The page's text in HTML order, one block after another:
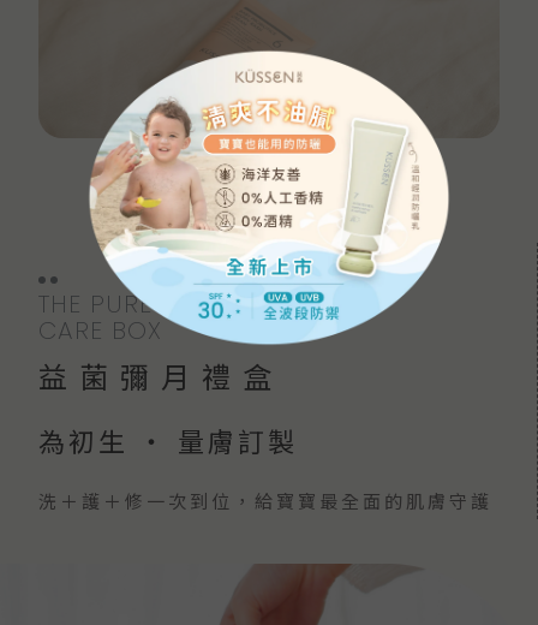
THE PURE
CARE BOX
益菌彌月禮盒
為初生 ・ 量膚訂製
洗＋護＋修一次到位，給寶寶最全面的肌膚守護